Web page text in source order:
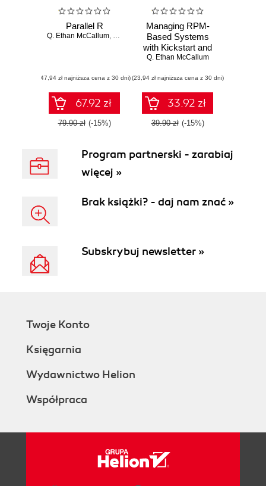
Parallel R
Q. Ethan McCallum, Stephen Weston
(47,94 zł najniższa cena z 30 dni)
67.92 zł
79.90 zł (-15%)
Managing RPM-
Based Systems
with Kickstart and
Yum
Q. Ethan McCallum
(23,94 zł najniższa cena z 30 dni)
33.92 zł
39.90 zł (-15%)
Program partnerski - zarabiaj
więcej »
Brak książki? - daj nam znać »
Subskrybuj newsletter »
Twoje Konto
Księgarnia
Wydawnictwo Helion
Współpraca